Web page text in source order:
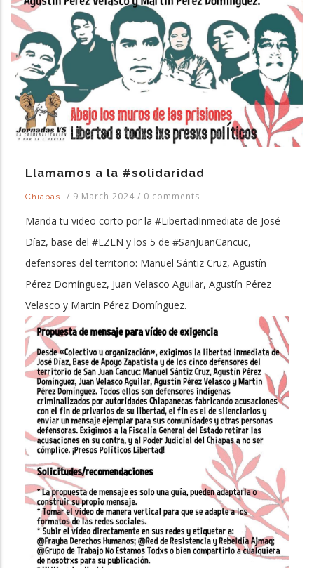
Llamamos a la #solidaridad
Chiapas / 9 March 2024 / 0 comments
Manda tu video corto por la #LibertadInmediata de José
Díaz, base del #EZLN y los 5 de #SanJuanCancuc,
defensores del territorio: Manuel Sántiz Cruz, Agustín
Pérez Domínguez, Juan Velasco Aguilar, Agustín Pérez
Velasco y Martin Pérez Domínguez.